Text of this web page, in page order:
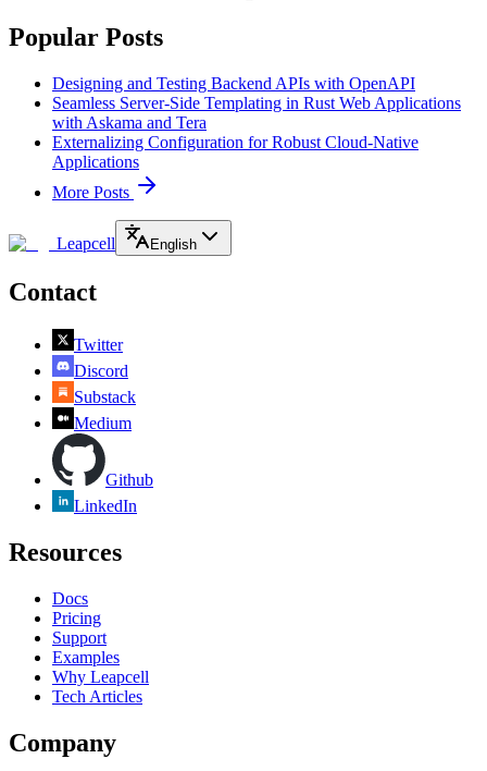
Popular Posts
Designing and Testing Backend APIs with OpenAPI
Seamless Server-Side Templating in Rust Web Applications
with Askama and Tera
Externalizing Configuration for Robust Cloud-Native
Applications
More Posts
Leapcell English
Contact
Twitter
Discord
Substack
Medium
Github
LinkedIn
Resources
Docs
Pricing
Support
Examples
Why Leapcell
Tech Articles
Company